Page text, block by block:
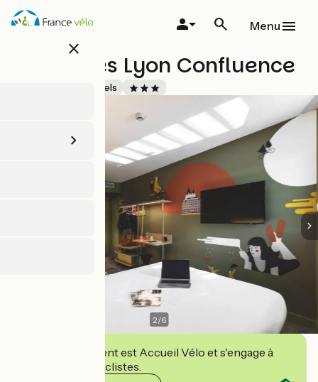
Aller
au
close
Menu
Ibis Styles Lyon Confluence
Hôtels
2/6
Cet établissement est Accueil Vélo et s'engage à
accueillir des cyclistes.